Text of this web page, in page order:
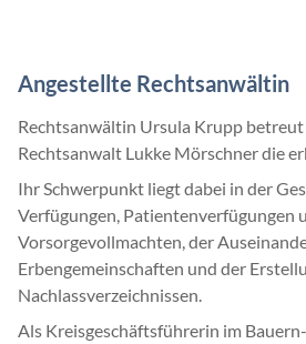
Angestellte Rechtsanwältin
Rechtsanwältin Ursula Krupp
Rechtsanwalt Lukke Mörschner die
Ihr Schwerpunkt liegt dabei in der
Verfügungen, Patientenverfügungen
Vorsorgevollmachten, der
Erbengemeinschaften und der
Nachlassverzeichnissen.
Als Kreisgeschäftsführerin im